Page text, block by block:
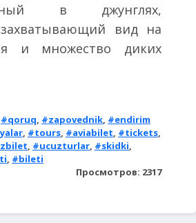
в джунглях,
захватывающий вид на
и множество диких
#qoruq, #zapovednik, #endirim
, #tours, #aviabilet, #tickets,
, #ucuzturlar, #skidki,
, #bileti
Просмотров: 2317